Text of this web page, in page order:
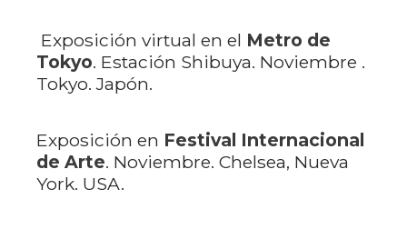
Exposición virtual en el Metro de
Tokyo. Estación Shibuya. Noviembre .
Tokyo. Japón.
Exposición en Festival Internacional
de Arte. Noviembre. Chelsea, Nueva
York. USA.